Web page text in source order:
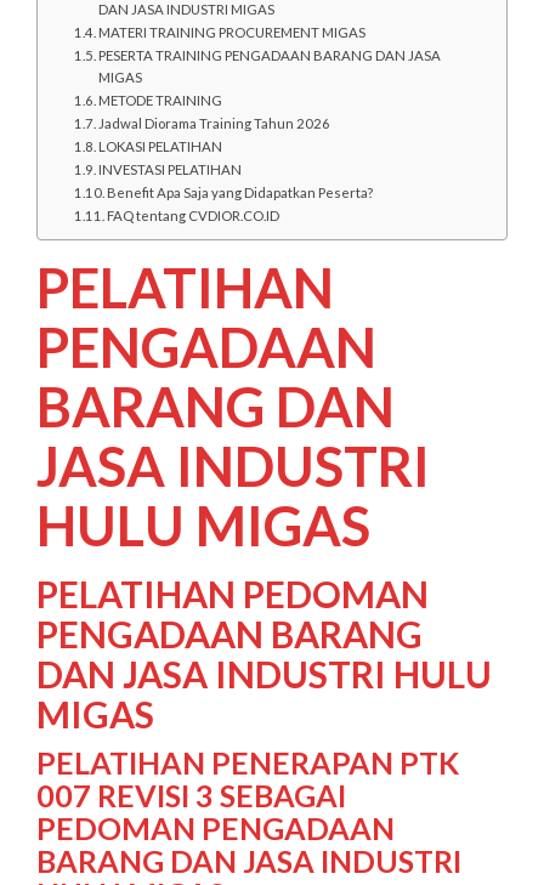
DAN JASA INDUSTRI MIGAS
MATERI TRAINING PROCUREMENT MIGAS
PESERTA TRAINING PENGADAAN BARANG DAN JASA
MIGAS
METODE TRAINING
Jadwal Diorama Training Tahun 2026
LOKASI PELATIHAN
INVESTASI PELATIHAN
Benefit Apa Saja yang Didapatkan Peserta?
FAQ tentang CVDIOR.CO.ID
PELATIHAN
PENGADAAN
BARANG DAN
JASA INDUSTRI
HULU MIGAS
PELATIHAN PEDOMAN
PENGADAAN BARANG
DAN JASA INDUSTRI HULU
MIGAS
PELATIHAN PENERAPAN PTK
007 REVISI 3 SEBAGAI
PEDOMAN PENGADAAN
BARANG DAN JASA INDUSTRI